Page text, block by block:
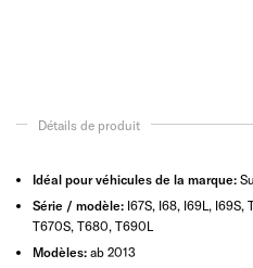
Détails de produit
Idéal pour véhicules de la marque:
Série / modèle: I67S, I68, I69L, I69S,
T670S, T680, T690L
Modèles: ab 2013